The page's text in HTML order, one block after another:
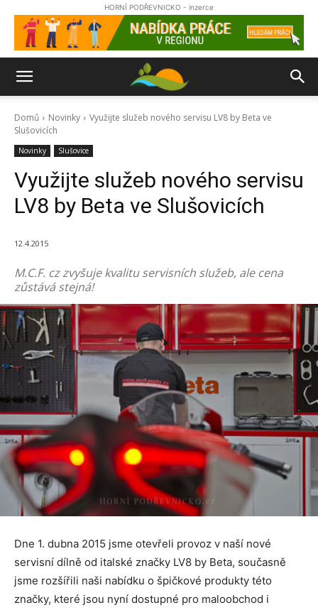
HORNÍ PODŘEVNICKO - inzerce
Domů Novinky
Využijte služeb nového servisu LV8 by Beta ve
Slušovicích
Novinky Slušovice
Využijte služeb nového servisu
LV8 by Beta ve Slušovicích
12.4.2015
M.C.F. cz zvyšuje kvalitu servisních služeb, ale cena
zůstává stejná!
Dne 1. dubna 2015 jsme otevřeli provoz v naší nové
servisní dílně od italské značky LV8 by Beta, současně
jsme rozšířili naši nabídku o špičkové produkty této
značky, které jsou nyní dostupné pro maloobchod i